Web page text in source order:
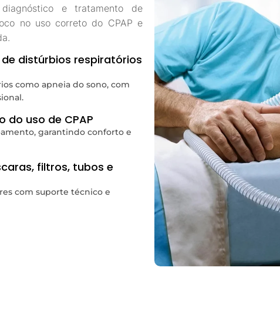
diagnóstico e tratamento de
no uso correto do CPAP e
distúrbios respiratórios
como apneia do sono, com
uso de CPAP
garantindo conforto e
filtros, tubos e
com suporte técnico e